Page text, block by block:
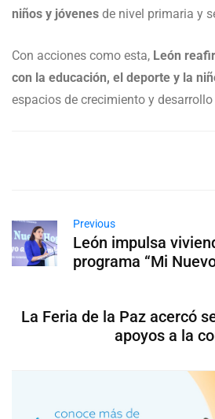
niños y jóvenes de nivel primaria y
Con acciones como esta, León
con la educación, el deporte y la
espacios de crecimiento y
Previous
León impulsa
programa “Mi
La Feria de la Paz acercó
apoyos a la